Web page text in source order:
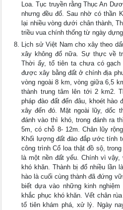
Loa. Tục truyền rằng Thục An
nhưng đều đổ. Sau nhờ có thần
lại nhiều vòng dưới chân thành,
triều vua chính thống từ ngày
Lịch sử Việt Nam cho xây theo
xây không đổ nữa. Sự thực về
Thời ấy, tổ tiên ta chưa có gạch
được xây bằng đất ở chính địa
vòng ngoài 8 km, vòng giữa 6,5
thành trung tâm lên tới 2 km2.
pháp đào đất đến đâu, khoét hào
xây đến đó. Mặt ngoài lũy, dốc
đánh vào thì khó, trong đánh ra
5m, có chỗ 8- 12m. Chân lũy
Khối lượng đất đào đắp ước tính
công trình Cổ loa thật đồ sộ,
là một nền đất yếu. Chính vì
khó khăn. Thành bị đổ nhiều lần
hào là cuối cùng thành đã đứng
biết dựa vào những kinh
khắc phục khó khăn. Vết chân
tổ tiên khám phá, xử lý. Ngày